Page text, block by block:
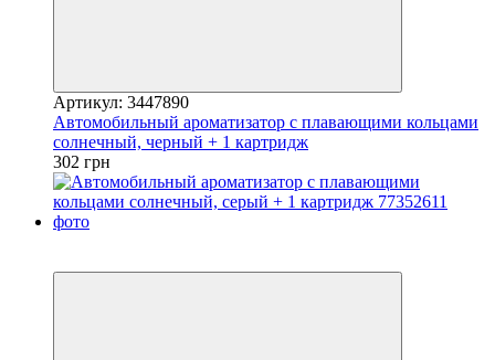
Артикул: 3447890
Автомобильный ароматизатор с плавающими кольцами
солнечный, черный + 1 картридж
302 грн